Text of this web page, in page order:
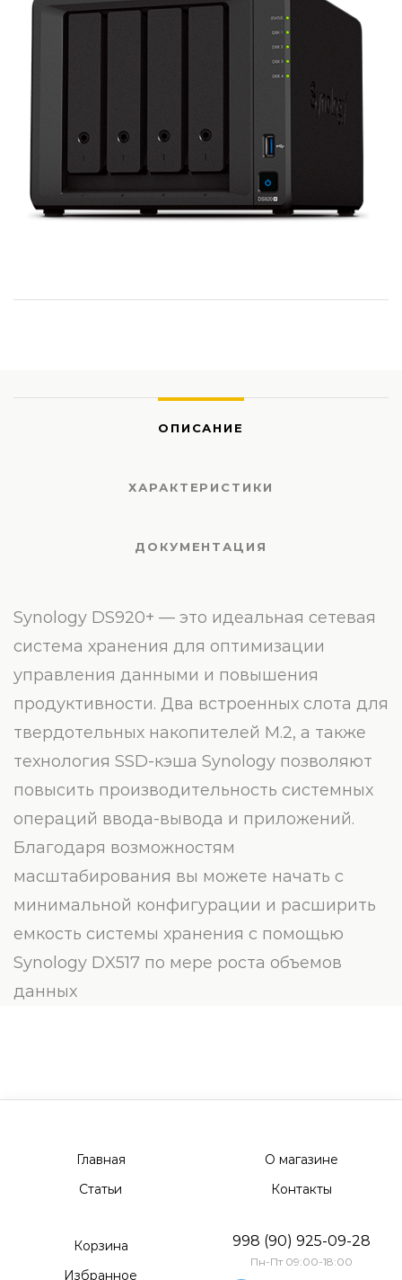
ОПИСАНИЕ
ХАРАКТЕРИСТИКИ
ДОКУМЕНТАЦИЯ
Synology DS920+ — это идеальная сетевая
система хранения для оптимизации
управления данными и повышения
продуктивности. Два встроенных слота для
твердотельных накопителей M.2, а также
технология SSD-кэша Synology позволяют
повысить производительность системных
операций ввода-вывода и приложений.
Благодаря возможностям
масштабирования вы можете начать с
минимальной конфигурации и расширить
емкость системы хранения с помощью
Synology DX517 по мере роста объемов
данных
Главная
Статьи
О магазине
Контакты
Корзина
Избранное
998 (90) 925-09-28
Пн-Пт 09:00-18:00